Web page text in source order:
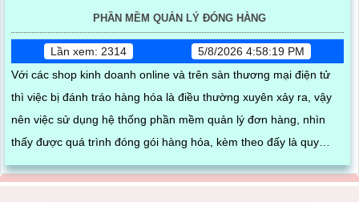
PHẦN MỀM QUẢN LÝ ĐÓNG HÀNG
Lần xem: 2314
5/8/2026 4:58:19 PM
Với các shop kinh doanh online và trên sàn thương mại điện tử
thì việc bị đánh tráo hàng hóa là điều thường xuyên xảy ra, vậy
nên việc sử dụng hệ thống phần mềm quản lý đơn hàng, nhìn
thấy được quá trình đóng gói hàng hóa, kèm theo đấy là quy
trình đóng gói cũng được ghi lại một cách dễ dàng